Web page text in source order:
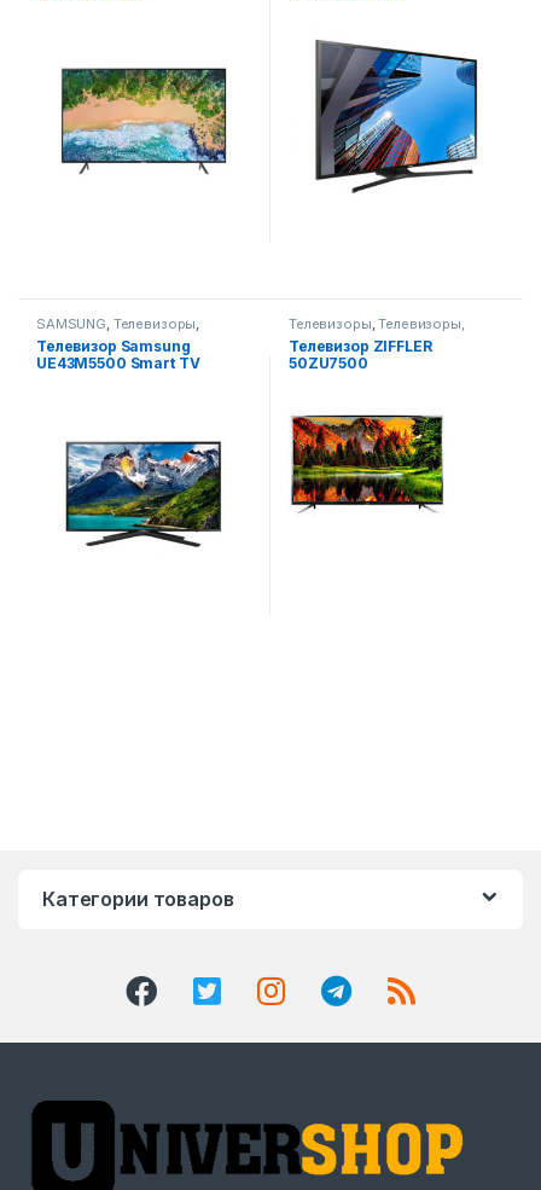
SAMSUNG, Телевизоры,
Телевизоры, фото-видео и
аудио
Телевизор Samsung
UE43M5500 Smart TV
Телевизоры,Телевизоры,
фото-видео и аудио
Телевизор ZIFFLER
50ZU7500
Категории товаров